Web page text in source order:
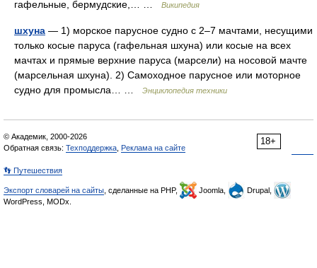
гафельные, бермудские,… …
Википедия
шхуна — 1) морское парусное судно с 2–7 мачтами, несущими
только косые паруса (гафельная шхуна) или косые на всех
мачтах и прямые верхние паруса (марсели) на носовой мачте
(марсельная шхуна). 2) Самоходное парусное или моторное
судно для промысла… …
Энциклопедия техники
18+
© Академик, 2000-2026
Обратная связь: Техподдержка Реклама на сайте
👣 Путешествия
Экспорт словарей на сайты , сделанные на PHP, Joomla,
Drupal,
WordPress, MODx.